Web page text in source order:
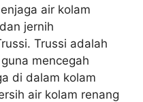
air kolam
jernih
Trussi adalah
mencegah
di dalam kolam
air kolam renang